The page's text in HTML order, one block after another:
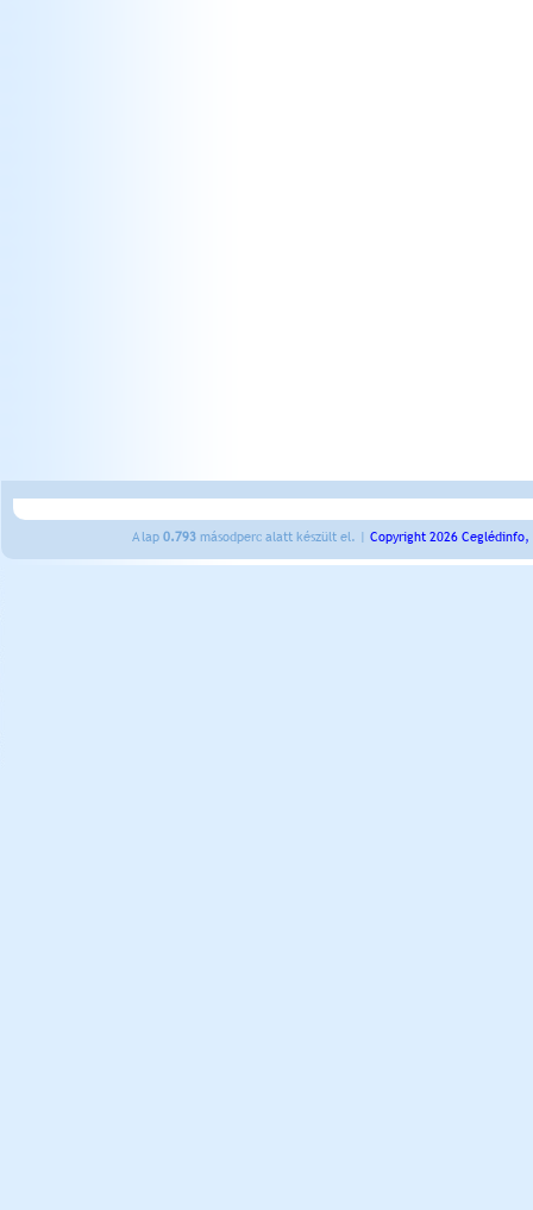
A lap 0.793 másodperc alatt készült el. | Copyright 2026